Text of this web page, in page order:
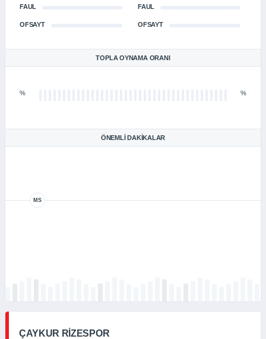
FAUL
OFSAYT
FAUL
OFSAYT
TOPLA OYNAMA ORANI
% %
ÖNEMLI DAKIKALAR
MS
ÇAYKUR RİZESPOR